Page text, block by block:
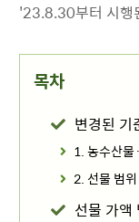
'23.8.30부터 시행
목차
변경된 기
1. 농수산물
2. 선물 범
선물 가액